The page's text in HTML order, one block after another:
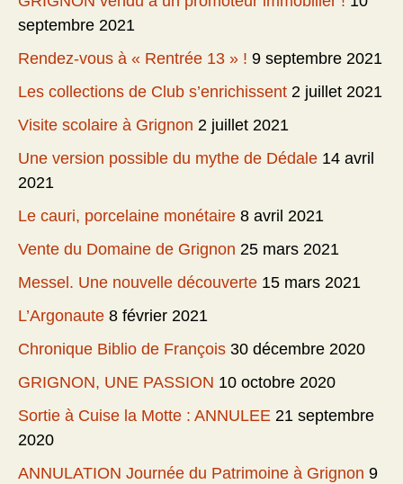
septembre 2021
Rendez-vous à « Rentrée 13 » ! 9 septembre 2021
Les collections de Club s’enrichissent 2 juillet 2021
Visite scolaire à Grignon 2 juillet 2021
Une version possible du mythe de Dédale 14 avril
2021
Le cauri, porcelaine monétaire 8 avril 2021
Vente du Domaine de Grignon 25 mars 2021
Messel. Une nouvelle découverte 15 mars 2021
L’Argonaute 8 février 2021
Chronique Biblio de François 30 décembre 2020
GRIGNON, UNE PASSION 10 octobre 2020
Sortie à Cuise la Motte : ANNULEE 21 septembre
2020
ANNULATION Journée du Patrimoine à Grignon 9